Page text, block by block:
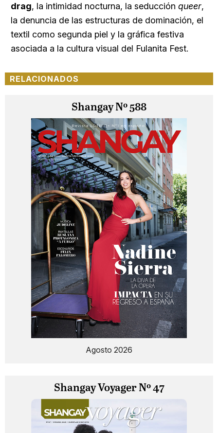
drag, la intimidad nocturna, la seducción queer,
la denuncia de las estructuras de dominación, el
textil como segunda piel y la gráfica festiva
asociada a la cultura visual del Fulanita Fest.
RELACIONADOS
Shangay Nº 588
Agosto 2026
Shangay Voyager Nº 47